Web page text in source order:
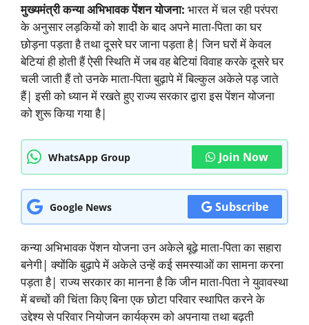
मुख्यमंत्री कन्या अभिभावक पेंशन योजना: भारत में चल रही परंपरा
के अनुसार लड़कियों को शादी के बाद अपने माता-पिता का घर
छोड़ना पड़ता है तथा दूसरे घर जाना पड़ता है| जिन घरों में केवल
बेटियां ही होती हैं ऐसी स्थिति में जब वह बेटियां विवाह करके दूसरे घर
चली जाती हैं तो उनके माता-पिता बुढ़ापे में बिल्कुल अकेले पड़ जाते
हैं| इसी को ध्यान में रखते हुए राज्य सरकार द्वारा इस पेंशन योजना
को शुरू किया गया है|
WhatsApp Group Join Now
Google News Subscribe
कन्या अभिभावक पेंशन योजना उन अकेले बूढ़े माता-पिता का सहारा
बनेगी| क्योंकि बुढ़ापे में अकेले उन्हें कई समस्याओं का सामना करना
पड़ता है| राज्य सरकार का मानना है कि जीन माता-पिता ने युवावस्था
में बच्चों की चिंता किए बिना एक छोटा परिवार स्थापित करने के
उद्देश्य से परिवार नियोजन कार्यक्रम को अपनाया तथा बढ़ती